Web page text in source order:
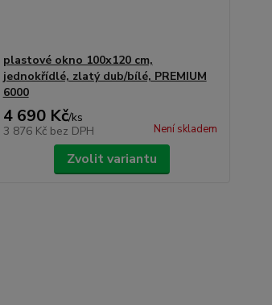
plastové okno 100x120 cm,
jednokřídlé, zlatý dub/bílé, PREMIUM
6000
4 690 Kč/ks
3 876 Kč bez DPH Není skladem
Zvolit variantu